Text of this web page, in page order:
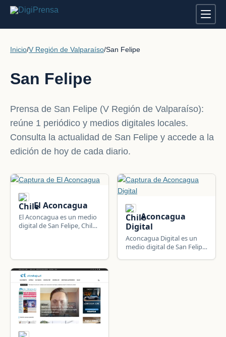
Inicio/V Región de Valparaíso/San Felipe
San Felipe
Prensa de San Felipe (V Región de Valparaíso):
reúne 1 periódico y medios digitales locales.
Consulta la actualidad de San Felipe y accede a la
edición de hoy de cada diario.
El Aconcagua
El Aconcagua es un medio
digital de San Felipe, Chile:
Aconcagua
Digital
Aconcagua Digital es un
medio digital de San Felipe,